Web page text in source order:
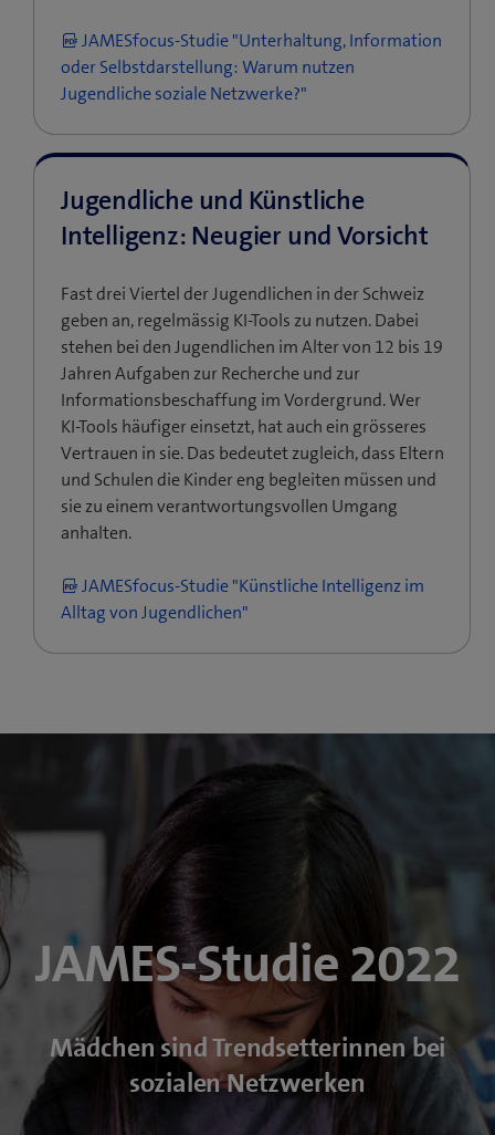
JAMESfocus-Studie "Unterhaltung, Information
oder Selbstdarstellung: Warum nutzen
Jugendliche soziale Netzwerke?"
Jugendliche und Künstliche
Intelligenz: Neugier und Vorsicht
Fast drei Viertel der Jugendlichen in der Schweiz
geben an, regelmässig KI-Tools zu nutzen. Dabei
stehen bei den Jugendlichen im Alter von 12 bis 19
Jahren Aufgaben zur Recherche und zur
Informationsbeschaffung im Vordergrund. Wer
KI-Tools häufiger einsetzt, hat auch ein grösseres
Vertrauen in sie. Das bedeutet zugleich, dass Eltern
und Schulen die Kinder eng begleiten müssen und
sie zu einem verantwortungsvollen Umgang
anhalten.
JAMESfocus-Studie "Künstliche Intelligenz im
Alltag von Jugendlichen"
JAMES-Studie 2022
Mädchen sind Trendsetterinnen bei
sozialen Netzwerken